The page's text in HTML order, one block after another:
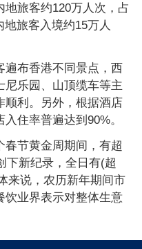
旅客约120万人次，占
旅客入境约15万人
布香港不同景点，西
尼乐园、山顶缆车等主
顺利。另外，根据酒店
住率普遍达到90%。
节黄金周期间，有超
下新纪录，全日有(超
来说，农历新年期间市
饮业界表示对整体生意